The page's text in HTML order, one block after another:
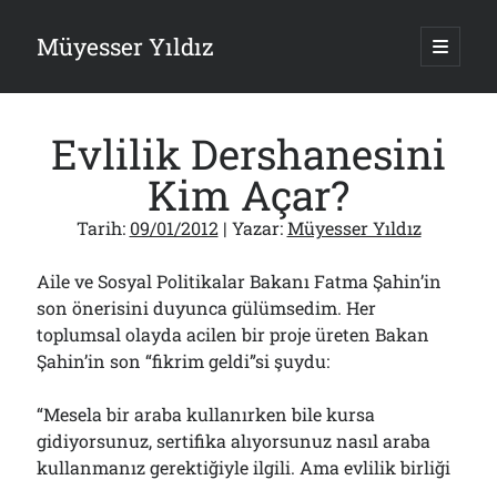
Müyesser Yıldız ana
Yan
Menü
Gazi’den Milletvekillerine Kurşun Gibi Sözler!..
07/08/2026
Türkiye 2.0’a Gidiş!..
05/08/2026
Er Gaziler 20 Gün Sonra Gelen MSB Heyetine Böyle İsyan Etti:“Bizi
Teröristlere G……yle Güldürdünüz”
01/08/2026
Evlilik Dershanesini
Kim Açar?
Tarih: 09/01/2012| Yazar:Müyesser Yıldız
Aile ve Sosyal Politikalar Bakanı Fatma Şahin’in
son önerisini duyunca gülümsedim. Her
toplumsal olayda acilen bir proje üreten Bakan
Şahin’in son “fikrim geldi”si şuydu:
“Mesela bir araba kullanırken bile kursa
gidiyorsunuz, sertifika alıyorsunuz nasıl araba
kullanmanız gerektiğiyle ilgili. Ama evlilik birliği